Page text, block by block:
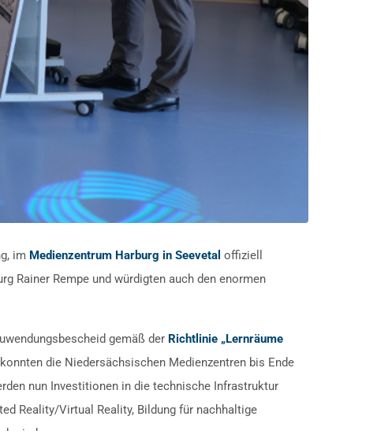
im Medienzentrum Harburg in Seevetal offiziell
Rainer Rempe und würdigten auch den enormen
gemäß der Richtlinie „Lernräume
konnten die Niedersächsischen Medienzentren bis Ende
nun Investitionen in die technische Infrastruktur
Reality/Virtual Reality, Bildung für nachhaltige